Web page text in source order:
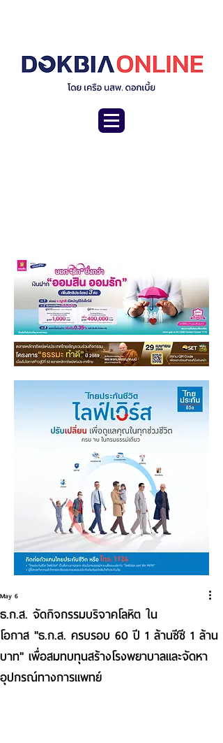
ธ.ก.ส. จัดกิจกรรมบริจาคโลหิต ใน
โอกาส "ธ.ก.ส. ครบรอบ 60 ปี 1 ล้านซีซี 1 ล้าน
บาท" เพื่อสมทบทุนสร้างโรงพยาบาลและจัดหา
อุปกรณ์ทางการแพทย์
May 6